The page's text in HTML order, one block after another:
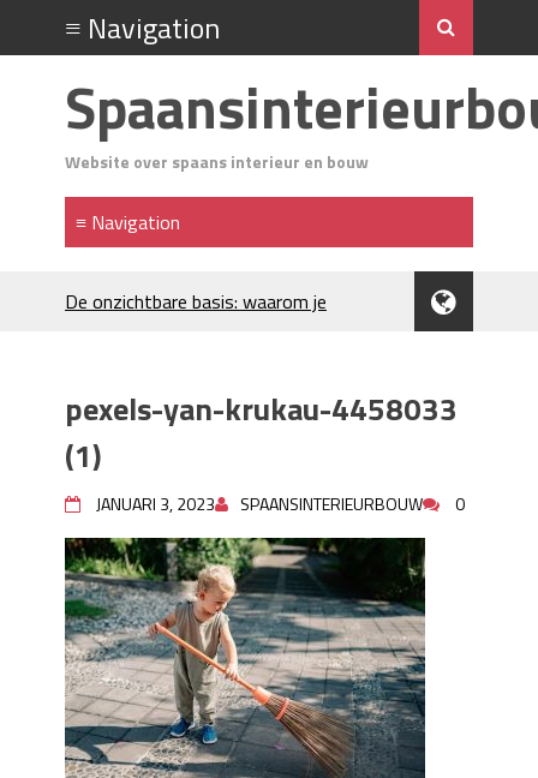
Website over spaans interieur en bouw
De onzichtbare basis: waarom je
trekken veel aandacht
Waar let je op bij het kiezen van
gevelreiniging?
Projectinrichting voor kantoren: hoe
werkt dat?
Zo blijft je oven loeiheet: de beste tips
voor een perfecte isolatie
Grond kopen of verkopen Noord-
Holland
De Kwaliteit van Houtpellets: Wat
Bepaalt of uw Kachel Optimaal
Presteert
Waarom technische eisen de basis
pexels-yan-krukau-4458033
(1)
JANUARI 3, 2023 SPAANSINTERIEURBOUW 0